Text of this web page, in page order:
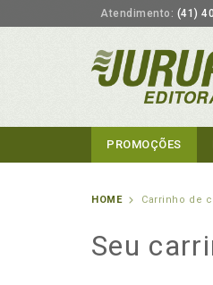
Atendimento: (41)
PROMOÇÕES
HOME Carrinho de
Seu